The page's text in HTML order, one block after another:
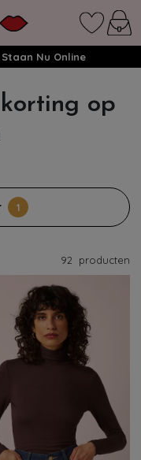
Nu Online
op
1
92 producten